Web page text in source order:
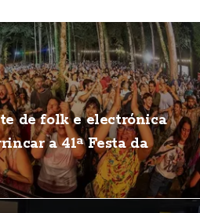
de folk e electrónica
a 41ª Festa da